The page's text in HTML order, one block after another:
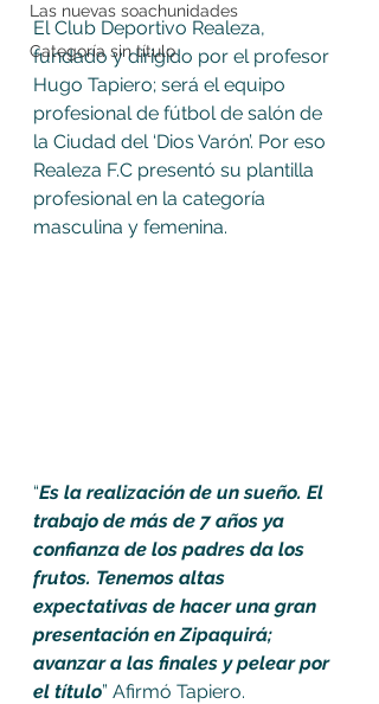
Las nuevas soachunidades
Categoría sin título
El Club Deportivo Realeza,
fundado y dirigido por el profesor
Hugo Tapiero; será el equipo
profesional de fútbol de salón de
la Ciudad del ‘Dios Varón’. Por eso
Realeza F.C presentó su plantilla
profesional en la categoría
masculina y femenina.
“Es la realización de un sueño. El
trabajo de más de 7 años ya
confianza de los padres da los
frutos. Tenemos altas
expectativas de hacer una gran
presentación en Zipaquirá;
avanzar a las finales y pelear por
el título” Afirmó Tapiero.